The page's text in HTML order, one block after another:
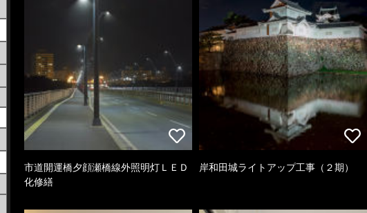
市道開運橋夕顔瀬橋線外照明灯ＬＥＤ
化修繕
岸和田城ライトアップ工事（２期）